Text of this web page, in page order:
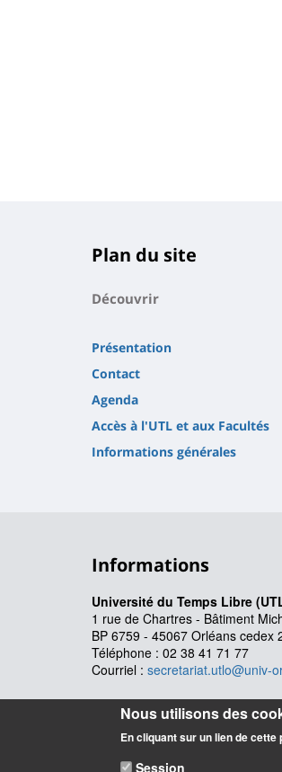
Plan du site
Découvrir
Présentation
Contact
Agenda
Accès à l'UTL et aux Facultés
Informations générales
Informations
Université du Temps Libre
1 rue de Chartres - Bâtiment
BP 6759 - 45067 Orléans cedex
Téléphone : 02 38 41 71 77
Courriel : secretariat.utlo@univ-
Latitude: 47.8462248
Longitude: 1.9338402
Nous utilisons des
En cliquant sur un lien de
Session